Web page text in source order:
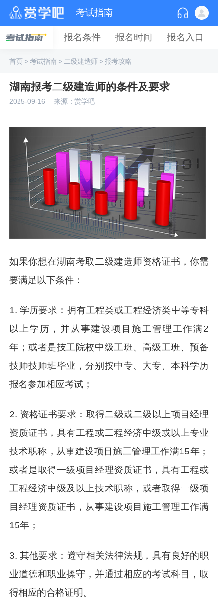
考试指南
报名条件 报名时间 报名入口
首页>考试指南> 二级建造师>报考攻略
湖南报考二级建造师的条件及要求
2025-09-16 来源：赏学吧
如果你想在湖南考取二级建造师资格证书，你需
要满足以下条件：
1. 学历要求：拥有工程类或工程经济类中等专科
以上学历，并从事建设项目施工管理工作满2
年；或者是技工院校中级工班、高级工班、预备
技师技师班毕业，分别按中专、大专、本科学历
报名参加相应考试；
2. 资格证书要求：取得二级或二级以上项目经理
资质证书，具有工程或工程经济中级或以上专业
技术职称，从事建设项目施工管理工作满15年；
或者是取得一级项目经理资质证书，具有工程或
工程经济中级及以上技术职称，或者取得一级项
目经理资质证书，从事建设项目施工管理工作满
15年；
3. 其他要求：遵守相关法律法规，具有良好的职
业道德和职业操守，并通过相应的考试科目，取
得相应的合格证明。